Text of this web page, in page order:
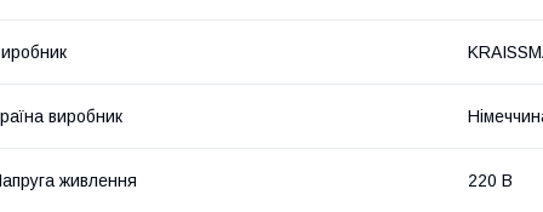
виробник
живлення 220 В